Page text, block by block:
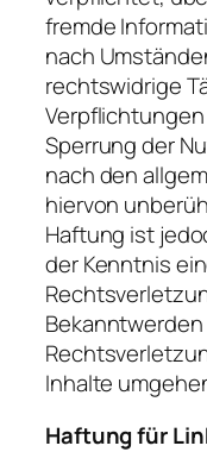
fremde
nach
rechtswidrige
Sperrung der
nach den
hiervon
Haftung ist
der Kenntnis
Inhalte
Haftung für